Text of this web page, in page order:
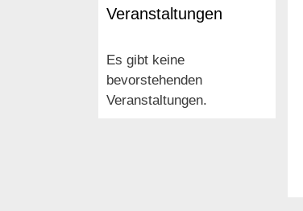
Veranstaltungen
Es gibt keine
bevorstehenden
Veranstaltungen.